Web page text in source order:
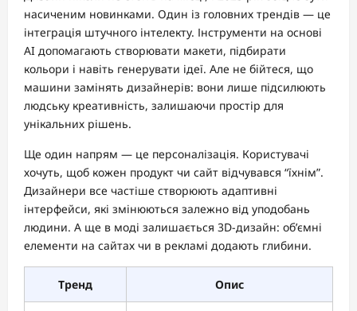
насиченим новинками. Один із головних трендів — це
інтеграція штучного інтелекту. Інструменти на основі
AI допомагають створювати макети, підбирати
кольори і навіть генерувати ідеї. Але не бійтеся, що
машини замінять дизайнерів: вони лише підсилюють
людську креативність, залишаючи простір для
унікальних рішень.
Ще один напрям — це персоналізація. Користувачі
хочуть, щоб кожен продукт чи сайт відчувався “їхнім”.
Дизайнери все частіше створюють адаптивні
інтерфейси, які змінюються залежно від уподобань
людини. А ще в моді залишається 3D-дизайн: об’ємні
елементи на сайтах чи в рекламі додають глибини.
Тренд Опис